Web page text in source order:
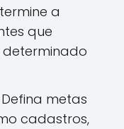
a
que
determinado
Defina metas
cadastros,